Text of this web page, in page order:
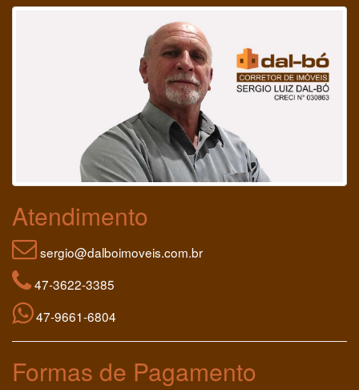
Atendimento
sergio@dalboimoveis.com.br
47-3622-3385
47-9661-6804
Formas de Pagamento